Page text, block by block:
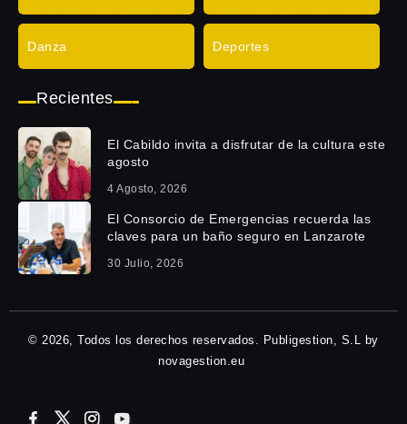
Danza Deportes
Recientes
El Cabildo invita a disfrutar de la cultura este
agosto
4 Agosto, 2026
El Consorcio de Emergencias recuerda las
claves para un baño seguro en Lanzarote
30 Julio, 2026
© 2026, Todos los derechos reservados. Publigestion, S.L by
novagestion.eu